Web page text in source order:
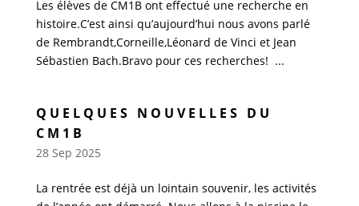
Les élèves de CM1B ont effectué une recherche en
histoire.C’est ainsi qu’aujourd’hui nous avons parlé
de Rembrandt,Corneille,Léonard de Vinci et Jean
Sébastien Bach.Bravo pour ces recherches! ...
QUELQUES NOUVELLES DU
CM1B
28 Sep 2025
La rentrée est déjà un lointain souvenir, les activités